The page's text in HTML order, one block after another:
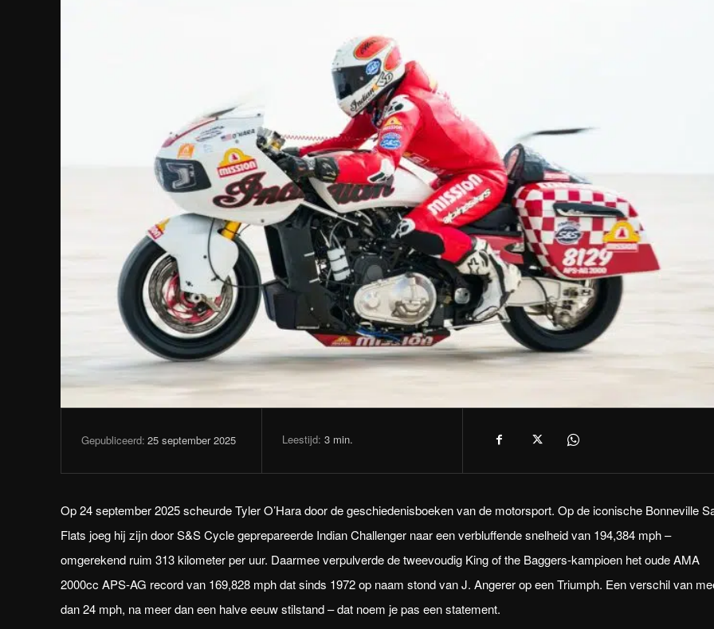
Gepubliceerd: 25 september 2025 Leestijd: 3 min.
Op 24 september 2025 scheurde Tyler O’Hara door de geschiedenisboeken van de motorsport. Op de iconische Bonneville
Flats joeg hij zijn door S&S Cycle geprepareerde Indian Challenger naar een verbluffende snelheid van 194,384 mph –
omgerekend ruim 313 kilometer per uur. Daarmee verpulverde de tweevoudig King of the Baggers-kampioen het oude AMA
2000cc APS-AG record van 169,828 mph dat sinds 1972 op naam stond van J. Angerer op een Triumph. Een verschil van
dan 24 mph, na meer dan een halve eeuw stilstand – dat noem je pas een statement.